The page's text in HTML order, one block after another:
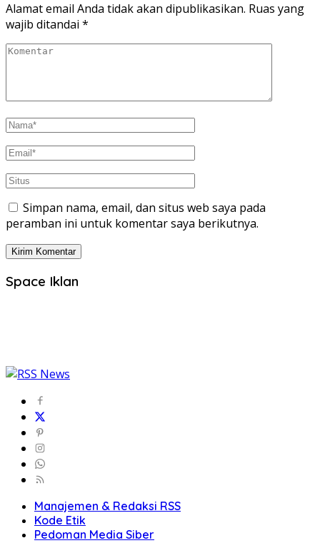
Alamat email Anda tidak akan dipublikasikan. Ruas yang
wajib ditandai *
Simpan nama, email, dan situs web saya pada
peramban ini untuk komentar saya berikutnya.
Space Iklan
Manajemen & Redaksi RSS
Kode Etik
Pedoman Media Siber